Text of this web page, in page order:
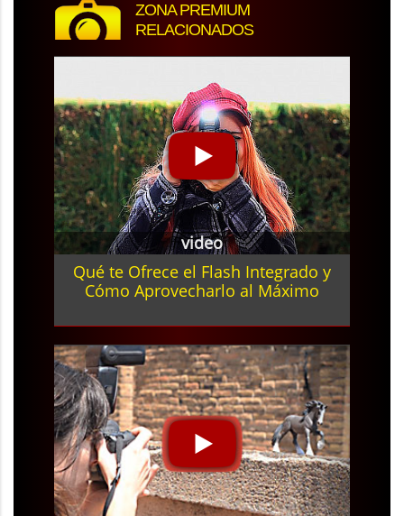
ZONA PREMIUM
RELACIONADOS
video
Qué te Ofrece el Flash Integrado y
Cómo Aprovecharlo al Máximo